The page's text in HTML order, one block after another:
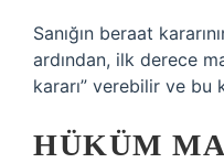
Sanığın beraat
ardından, ilk derece
kararı” verebilir ve
HÜKÜM